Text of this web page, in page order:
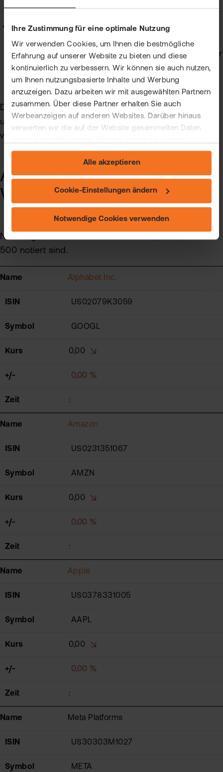
Ihre Zustimmung für eine optimale Nutzung
Wir verwenden Cookies, um Ihnen die bestmögliche
Erfahrung auf unserer Website zu bieten und diese
kontinuierlich zu verbessern. Wir können sie auch nutzen,
um Ihnen nutzungsbasierte Inhalte und Werbung
anzuzeigen. Dazu arbeiten wir mit ausgewählten Partnern
zusammen. Über diese Partner erhalten Sie auch
Werbeanzeigen auf anderen Websites. Darüber hinaus
verwerten wir die auf der Website gesammelten Daten
eigenen Angebote verbessern und Ihnen
maßgeschneiderte Werbung zeigen können. Sie können
Ihre freiwillige Einwilligung jederzeit widerrufen. Weitere
Informationen (auch zur Datenübermittlung) und
Einstellungsmöglichkeiten finden Sie unter "Cookie-
Alle akzeptieren
Cookie-Einstellungen ändern
Notwendige Cookies verwenden
worden sein.
Streubesitz:
Ein gewisser Prozentsatz der Aktien muss im
Streubesitz sein, was bedeutet, dass sie von der
breiten Öffentlichkeit gehalten werden und nicht
von wenigen Großaktionären kontrolliert werden.
Die Kriterien können sich im Laufe der Zeit ändern,
um den aktuellen Marktentwicklungen gerecht zu
werden.
Auswahl an notierten
Werten im S&P 500
Nachfolgend eineAuswahlan Aktien, die im S&P
500 notiert sind.
Name Alphabet Inc.
ISIN US02079K3059
Symbol GOOGL
Kurs 0,00
+/- 0,00 %
Zeit :
Name Amazon
ISIN US0231351067
Symbol AMZN
Kurs 0,00
+/- 0,00 %
Zeit :
Name Apple
ISIN US0378331005
Symbol AAPL
Kurs 0,00
+/- 0,00 %
Zeit :
Name Meta Platforms
ISIN US30303M1027
Symbol META